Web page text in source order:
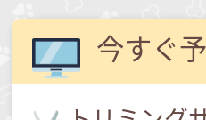
今すぐ